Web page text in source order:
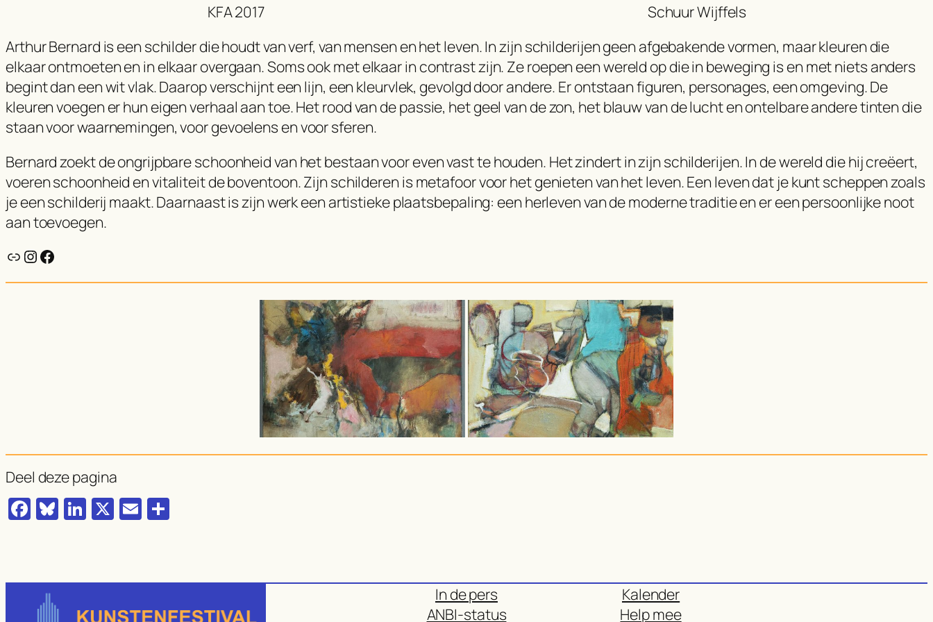
KFA 2017
Schuur Wijffels
Arthur Bernard is een schilder die houdt van verf, van mensen en het leven. In zijn schilderijen geen afgebakende vormen, maar kleuren die
elkaar ontmoeten en in elkaar overgaan. Soms ook met elkaar in contrast zijn. Ze roepen een wereld op die in beweging is en met niets anders
begint dan een wit vlak. Daarop verschijnt een lijn, een kleurvlek, gevolgd door andere. Er ontstaan figuren, personages, een omgeving. De
kleuren voegen er hun eigen verhaal aan toe. Het rood van de passie, het geel van de zon, het blauw van de lucht en ontelbare andere tinten die
staan voor waarnemingen, voor gevoelens en voor sferen.
Bernard zoekt de ongrijpbare schoonheid van het bestaan voor even vast te houden. Het zindert in zijn schilderijen. In de wereld die hij creëert,
voeren schoonheid en vitaliteit de boventoon. Zijn schilderen is metafoor voor het genieten van het leven. Een leven dat je kunt scheppen zoals
je een schilderij maakt. Daarnaast is zijn werk een artistieke plaatsbepaling: een herleven van de moderne traditie en er een persoonlijke noot
aan toevoegen.
LinkInstagram
Facebook
Deel deze pagina
Facebook
Bluesky
LinkedIn
X Email
In de pers
ANBI-status
Kalender
Help mee